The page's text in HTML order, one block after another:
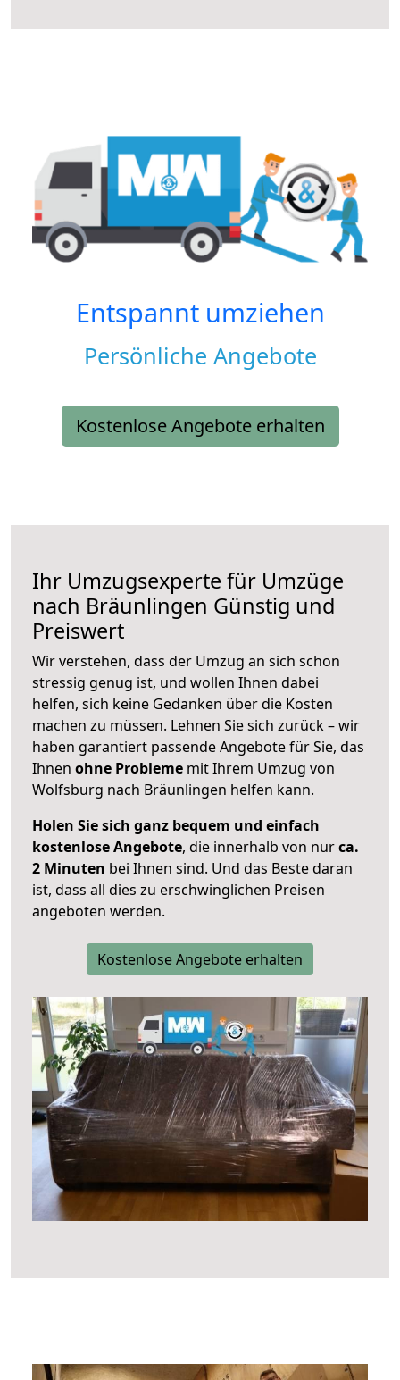
Entspannt umziehen
Persönliche Angebote
Kostenlose Angebote erhalten
Ihr Umzugsexperte für Umzüge
nach Bräunlingen Günstig und
Preiswert
Wir verstehen, dass der Umzug an sich schon
stressig genug ist, und wollen Ihnen dabei
helfen, sich keine Gedanken über die Kosten
machen zu müssen. Lehnen Sie sich zurück – wir
haben garantiert passende Angebote für Sie, das
Ihnen ohne Probleme mit Ihrem Umzug von
Wolfsburg nach Bräunlingen helfen kann.
Holen Sie sich ganz bequem und einfach
kostenlose Angebote, die innerhalb von nurca.
2 Minuten bei Ihnen sind. Und das Beste daran
ist, dass all dies zu erschwinglichen Preisen
angeboten werden.
Kostenlose Angebote erhalten